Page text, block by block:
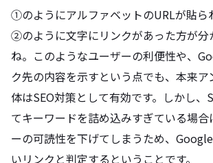
①のようにアルファベットのURLが貼ら
②のように文字にリンクがあった方が分
ね。このようなユーザーの利便性や、
ク先の内容を示すという点でも、本来ア
体はSEO対策として有効です。しかし、
てキーワードを詰め込みすぎている場
ーの可読性を下げてしまうため、
いリンクと判定するということです。